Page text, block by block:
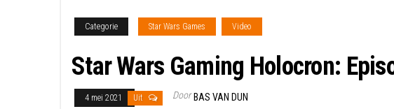
Categorie Star Wars Games Video
Star Wars Gaming Holocron:
4 mei 2021 Uit Door BAS VAN DUN